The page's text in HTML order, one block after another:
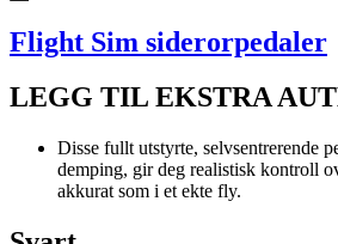
Flight Sim siderorpedaler
LEGG TIL EKSTRA
Disse fullt utstyrte, selvsentrerende
demping, gir deg realistisk kontroll
akkurat som i et ekte fly.